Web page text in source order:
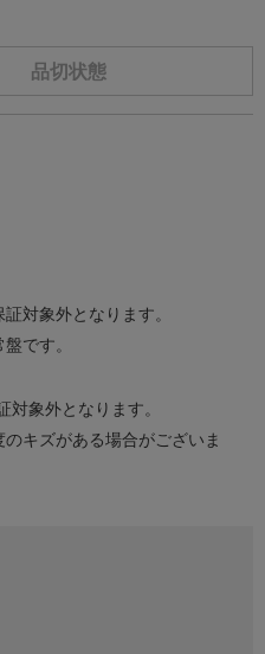
品切状態
対象外となります。
です。
象外となります。
キズがある場合がございま